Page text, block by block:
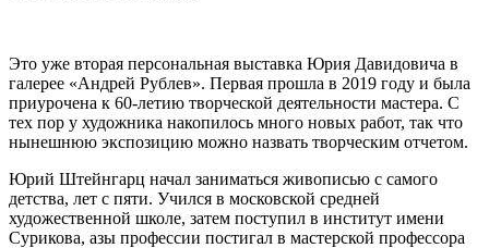
Это уже вторая персональная выставка Юрия Давидовича в
галерее «Андрей Рублев». Первая прошла в 2019 году и была
приурочена к 60-летию творческой деятельности мастера. С
тех пор у художника накопилось много новых работ, так что
нынешнюю экспозицию можно назвать творческим отчетом.
Юрий Штейнгарц начал заниматься живописью с самого
детства, лет с пяти. Учился в московской средней
художественной школе, затем поступил в институт имени
Сурикова, азы профессии постигал в мастерской профессора